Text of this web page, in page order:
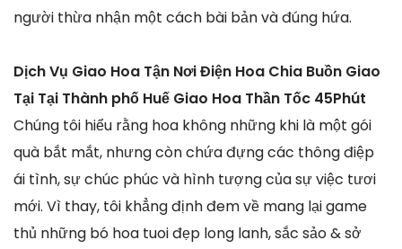
người thừa nhận một cách bài bản và đúng hứa.
Dịch Vụ Giao Hoa Tận Nơi Điện Hoa Chia Buồn Giao
Tại Tại Thành phố Huế Giao Hoa Thần Tốc 45Phút
Chúng tôi hiểu rằng hoa không những khi là một gói
quà bắt mắt, nhưng còn chứa đựng các thông điệp
ái tình, sự chúc phúc và hình tượng của sự việc tươi
mới. Vì thay, tôi khẳng định đem về mang lại game
thủ những bó hoa tuoi đẹp long lanh, sắc sảo & sở